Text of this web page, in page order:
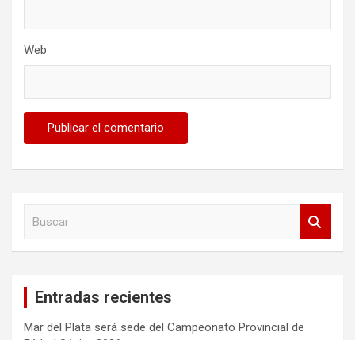
Web
Entradas recientes
Mar del Plata será sede del Campeonato Provincial de